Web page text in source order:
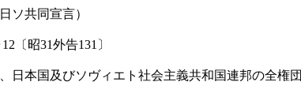
ソ共同宣言）
〔昭31外告131〕
本国及びソヴィエト社会主義共和国連邦の全権